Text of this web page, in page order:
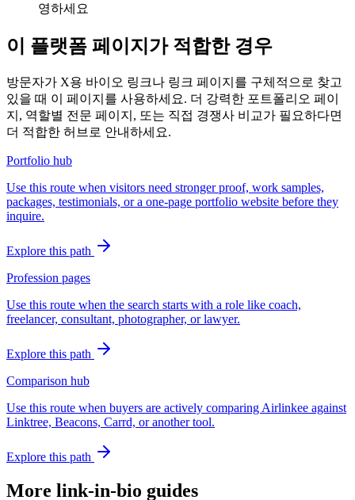
영하세요
이 플랫폼 페이지가 적합한 경우
방문자가 X용 바이오 링크나 링크 페이지를 구체적으로 찾고
있을 때 이 페이지를 사용하세요. 더 강력한 포트폴리오 페이
지, 역할별 전문 페이지, 또는 직접 경쟁사 비교가 필요하다면
더 적합한 허브로 안내하세요.
Portfolio hub
Use this route when visitors need stronger proof, work samples,
packages, testimonials, or a one-page portfolio website before they
inquire.
Explore this path
Profession pages
Use this route when the search starts with a role like coach,
freelancer, consultant, photographer, or lawyer.
Explore this path
Comparison hub
Use this route when buyers are actively comparing Airlinkee against
Linktree, Beacons, Carrd, or another tool.
Explore this path
More link-in-bio guides